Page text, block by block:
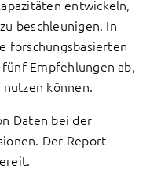
entwickeln,
beschleunigen. In
forschungsbasierten
Empfehlungen ab,
können.
Daten bei der
Der Report